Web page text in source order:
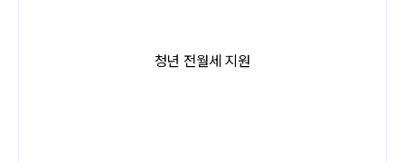
청년 전월세 지원